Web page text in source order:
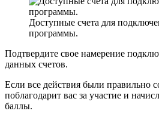
Доступные счета для
программы.
Подтвердите свое намерение
данных счетов.
Если все действия были правильно
поблагодарит вас за участие и
баллы.